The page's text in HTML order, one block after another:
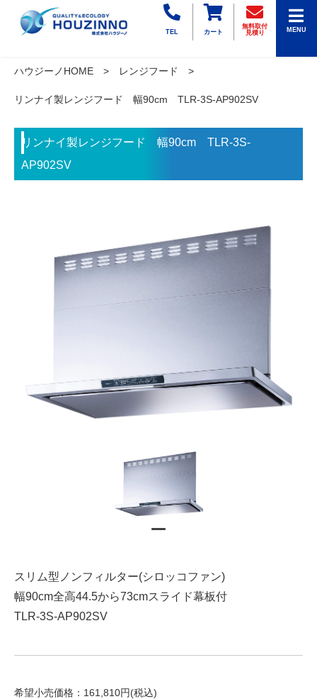
TEL カート
無料取付
見積り
MENU
ハウジーノHOME レンジフード
リンナイ製レンジフード 幅90cm TLR-3S-AP902SV
リンナイ製レンジフード 幅90cm TLR-3S-
AP902SV
スリム型ノンフィルター(シロッコファン)
幅90cm全高44.5から73cmスライド幕板付
TLR-3S-AP902SV
希望小売価格：161,810円(税込)